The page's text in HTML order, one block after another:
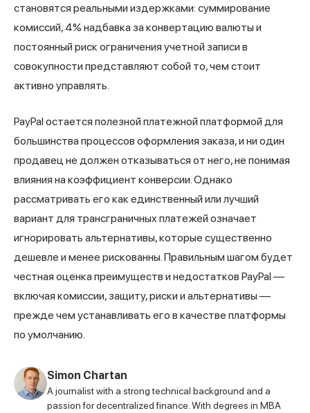
становятся реальными издержками: суммирование
комиссий, 4% надбавка за конвертацию валюты и
постоянный риск ограничения учетной записи в
совокупности представляют собой то, чем стоит
активно управлять.
PayPal остается полезной платежной платформой для
большинства процессов оформления заказа, и ни один
продавец не должен отказываться от него, не понимая
влияния на коэффициент конверсии. Однако
рассматривать его как единственный или лучший
вариант для трансграничных платежей означает
игнорировать альтернативы, которые существенно
дешевле и менее рискованны. Правильным шагом будет
честная оценка преимуществ и недостатков PayPal —
включая комиссии, защиту, риски и альтернативы —
прежде чем устанавливать его в качестве платформы
по умолчанию.
Simon Chartan
A journalist with a strong technical background and a
passion for decentralized finance. With degrees in MBA